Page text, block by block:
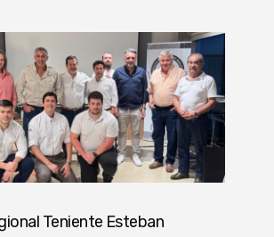
Teniente Esteban